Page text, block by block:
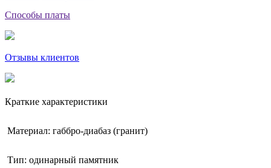
Способы платы
Отзывы клиентов
Краткие характеристики
Материал: габбро-диабаз (гранит)
Тип: одинарный памятник